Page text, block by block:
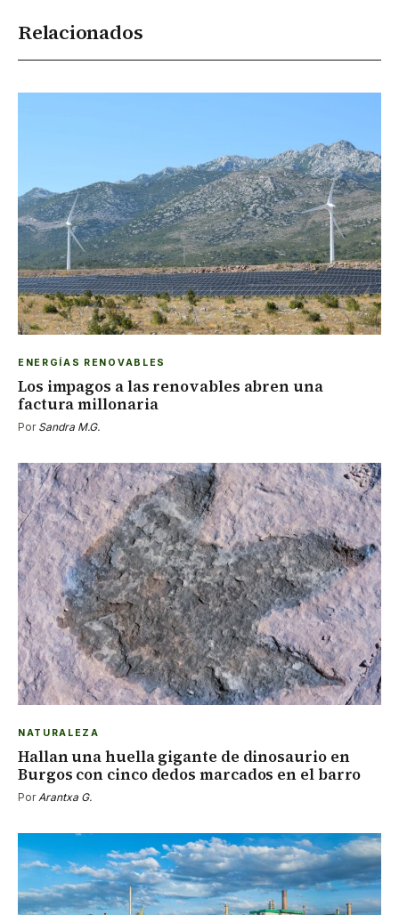
Relacionados
ENERGÍAS RENOVABLES
Los impagos a las renovables abren una
factura millonaria
Por Sandra M.G.
NATURALEZA
Hallan una huella gigante de dinosaurio en
Burgos con cinco dedos marcados en el barro
PorArantxa G.